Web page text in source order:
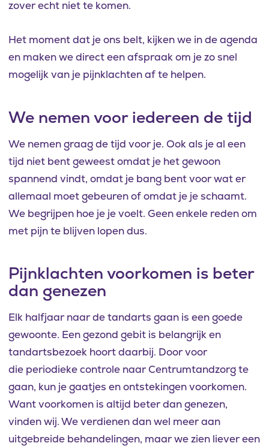
zover echt niet te komen.
Het moment dat je ons belt, kijken we in de agenda
en maken we direct een afspraak om je zo snel
mogelijk van je pijnklachten af te helpen.
We nemen voor iedereen de tijd
We nemen graag de tijd voor je. Ook als je al een
tijd niet bent geweest omdat je het gewoon
spannend vindt, omdat je bang bent voor wat er
allemaal moet gebeuren of omdat je je schaamt.
We begrijpen hoe je je voelt. Geen enkele reden om
met pijn te blijven lopen dus.
Pijnklachten voorkomen is beter
dan genezen
Elk halfjaar naar de tandarts gaan is een goede
gewoonte. Een gezond gebit is belangrijk en
tandartsbezoek hoort daarbij. Door voor
die periodieke controle naar Centrumtandzorg te
gaan, kun je gaatjes en ontstekingen voorkomen.
Want voorkomen is altijd beter dan genezen,
vinden wij. We verdienen dan wel meer aan
uitgebreide behandelingen, maar we zien liever een